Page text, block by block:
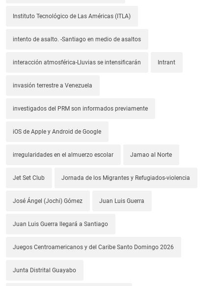
Instituto Tecnológico de Las Américas (ITLA)
intento de asalto. -Santiago en medio de asaltos
interacción atmosférica-Lluvias se intensificarán Intrant
invasión terrestre a Venezuela
investigados del PRM son informados previamente
iOS de Apple y Android de Google
irregularidades en el almuerzo escolar Jamao al Norte
Jet Set Club Jornada de los Migrantes y Refugiados-violencia
José Ángel (Jochi) Gómez Juan Luis Guerra
Juan Luis Guerra llegará a Santiago
Juegos Centroamericanos y del Caribe Santo Domingo 2026
Junta Distrital Guayabo